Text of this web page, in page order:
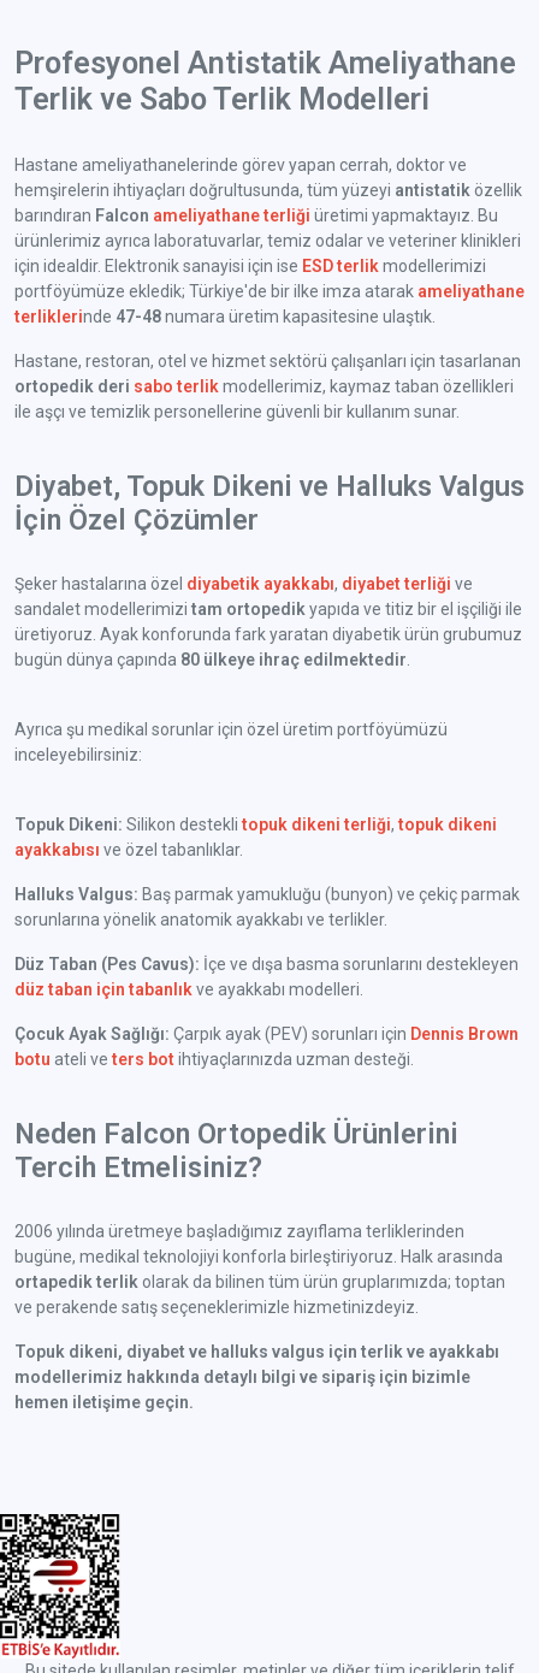
Profesyonel Antistatik Ameliyathane
Terlik ve Sabo Terlik Modelleri
Hastane ameliyathanelerinde görev yapan cerrah, doktor ve
hemşirelerin ihtiyaçları doğrultusunda, tüm yüzeyi antistatik özellik
barındıran Falcon ameliyathane terliği üretimi yapmaktayız. Bu
ürünlerimiz ayrıca laboratuvarlar, temiz odalar ve veteriner klinikleri
için idealdir. Elektronik sanayisi için ise ESD terlik modellerimizi
portföyümüze ekledik; Türkiye'de bir ilke imza atarak ameliyathane
terliklerinde 47-48numara üretim kapasitesine ulaştık.
Hastane, restoran, otel ve hizmet sektörü çalışanları için tasarlanan
ortopedik deri sabo terlik modellerimiz, kaymaz taban özellikleri
ile aşçı ve temizlik personellerine güvenli bir kullanım sunar.
Diyabet, Topuk Dikeni ve Halluks Valgus
İçin Özel Çözümler
Şeker hastalarına özel diyabetik ayakkabı, diyabet terliği ve
sandalet modellerimizi tam ortopedik yapıda ve titiz bir el işçiliği ile
üretiyoruz. Ayak konforunda fark yaratan diyabetik ürün grubumuz
bugün dünya çapında 80 ülkeye ihraç edilmektedir
Ayrıca şu medikal sorunlar için özel üretim portföyümüzü
inceleyebilirsiniz:
Topuk Dikeni: Silikon desteklitopuk dikeni terliği,topuk dikeni
ayakkabısı ve özel tabanlıklar.
Halluks Valgus: Baş parmak yamukluğu (bunyon) ve çekiç parmak
sorunlarına yönelik anatomik ayakkabı ve terlikler.
Düz Taban (Pes Cavus): İçe ve dışa basma sorunlarını destekleyen
düz taban için tabanlık ve ayakkabı modelleri.
Çocuk Ayak Sağlığı: Çarpık ayak (PEV) sorunları için Dennis Brown
botu ateli veters bot ihtiyaçlarınızda uzman desteği.
Neden Falcon Ortopedik Ürünlerini
Tercih Etmelisiniz?
2006 yılında üretmeye başladığımız zayıflama terliklerinden
bugüne, medikal teknolojiyi konforla birleştiriyoruz. Halk arasında
ortapedik terlik olarak da bilinen tüm ürün gruplarımızda; toptan
ve perakende satış seçeneklerimizle hizmetinizdeyiz.
Topuk dikeni, diyabet ve halluks valgus için terlik ve ayakkabı
modellerimiz hakkında detaylı bilgi ve sipariş için bizimle
hemen iletişime geçin.